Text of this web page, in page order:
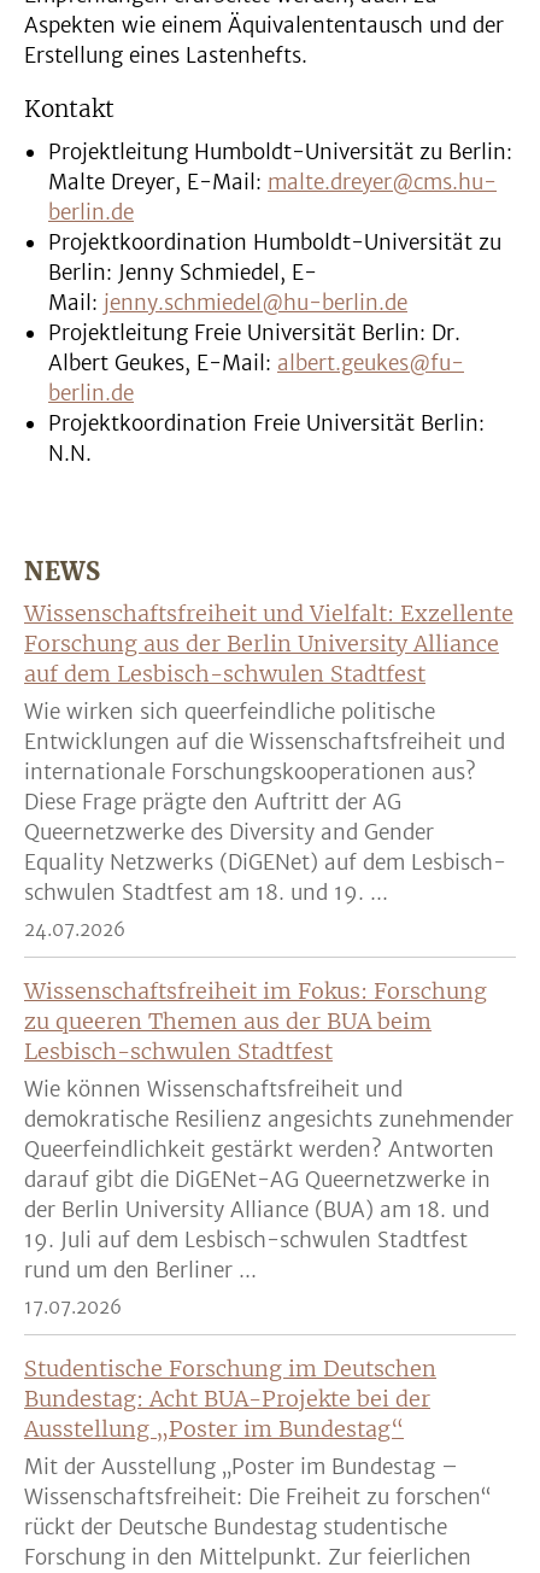
Aspekten wie einem Äquivalententausch und der
Erstellung eines Lastenhefts.
Kontakt
Projektleitung Humboldt-Universität zu Berlin:
Malte Dreyer, E-Mail: malte.dreyer@cms.hu-
berlin.de
Projektkoordination Humboldt-Universität zu
Berlin: Jenny Schmiedel, E-
Mail: jenny.schmiedel@hu-berlin.de
Projektleitung Freie Universität Berlin: Dr.
Albert Geukes, E-Mail: albert.geukes@fu-
berlin.de
Projektkoordination Freie Universität Berlin:
N.N.
NEWS
Wissenschaftsfreiheit und Vielfalt: Exzellente
Forschung aus der Berlin University Alliance
auf dem Lesbisch-schwulen Stadtfest
Wie wirken sich queerfeindliche politische
Entwicklungen auf die Wissenschaftsfreiheit und
internationale Forschungskooperationen aus?
Diese Frage prägte den Auftritt der AG
Queernetzwerke des Diversity and Gender
Equality Netzwerks (DiGENet) auf dem Lesbisch-
schwulen Stadtfest am 18. und 19. ...
24.07.2026
Wissenschaftsfreiheit im Fokus: Forschung
zu queeren Themen aus der BUA beim
Lesbisch-schwulen Stadtfest
Wie können Wissenschaftsfreiheit und
demokratische Resilienz angesichts zunehmender
Queerfeindlichkeit gestärkt werden? Antworten
darauf gibt die DiGENet-AG Queernetzwerke in
der Berlin University Alliance (BUA) am 18. und
19. Juli auf dem Lesbisch-schwulen Stadtfest
rund um den Berliner ...
17.07.2026
Studentische Forschung im Deutschen
Bundestag: Acht BUA-Projekte bei der
Ausstellung „Poster im Bundestag“
Mit der Ausstellung „Poster im Bundestag –
Wissenschaftsfreiheit: Die Freiheit zu forschen“
rückt der Deutsche Bundestag studentische
Forschung in den Mittelpunkt. Zur feierlichen